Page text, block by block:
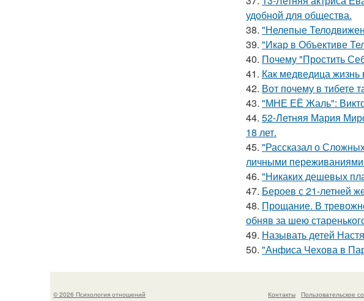
удобной для общества.
38. "Нелепые
39. "Икар в Объективе
40. Почему "Простить
41. Как медведица жизнь
42. Вот почему в тибете
43. "МНЕ ЕЁ Жаль":
44. 52-Летняя Мария
18 лет.
45. "Рассказал о
личными
46. "Никаких дешевых
47. Бероев с 21-летней
48. Прощание. В
обняв за шею
49. Называть детей
50. "Анфиса Чехова в
© 2026 Психология отношений Контакты Пользовательское